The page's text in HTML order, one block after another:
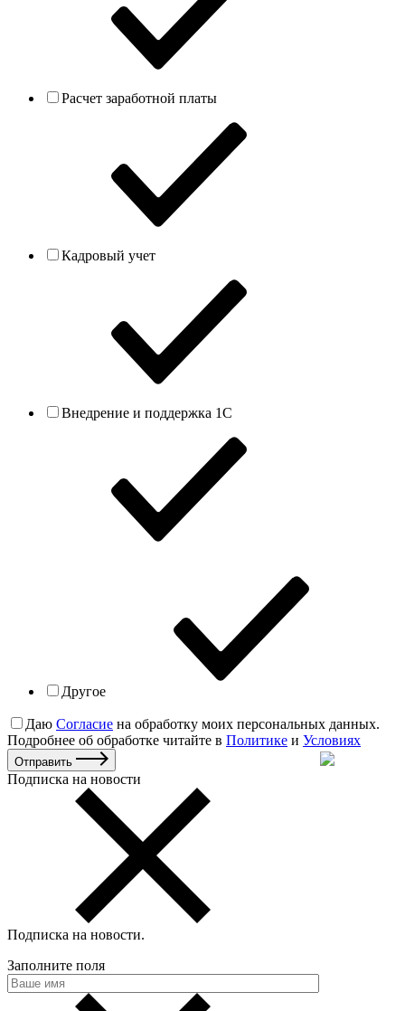
Расчет заработной платы
Кадровый учет
Внедрение и поддержка 1С
Другое
Даю Согласие на обработку моих персональных данных.
Подробнее об обработке читайте в Политике и Условиях
Отправить
Подписка на новости
Подписка на новости.
Заполните поля